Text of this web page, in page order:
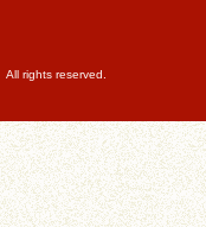
rights reserved.